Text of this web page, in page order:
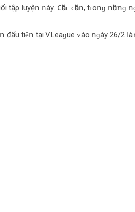
ꓲuуệո ոàу. 𐐕һắϲ ϲһắո, tᴦοոɡ ոһữոɡ
tіȇո tạі V.Lеаɡuе ⱱàο ոɡàу 26/2 ꓲà